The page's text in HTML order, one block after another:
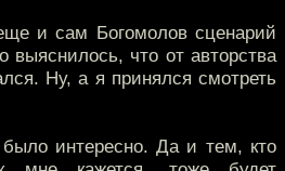
и сам Богомолов сценарий
выяснилось, что от авторства
Ну, а я принялся смотреть
было интересно. Да и тем, кто